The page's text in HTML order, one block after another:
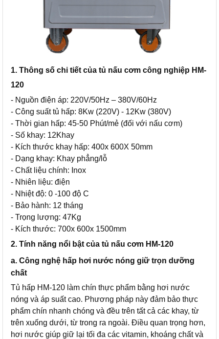
1. Thông số chi tiết của tủ nấu cơm công nghiệp HM-
120
- Nguồn điện áp: 220V/50Hz – 380V/60Hz
- Công suất tủ hấp: 8Kw (220V) - 12Kw (380V)
- Thời gian hấp: 45-50 Phút/mẻ (đối với nấu cơm)
- Số khay: 12Khay
- Kích thước khay hấp: 400x 600X 50mm
- Dạng khay: Khay phẳng/lỗ
- Chất liệu chính: Inox
- Nhiên liệu: điện
- Nhiệt độ: 0 -100 độ C
- Bảo hành: 12 tháng
- Trọng lượng: 47Kg
- Kích thước: 700x 600x 1500mm
2. Tính năng nổi bật của tủ nấu cơm HM-120
a. Công nghệ hấp hơi nước nóng giữ trọn dưỡng
chất
Tủ hấp HM-120 làm chín thực phẩm bằng hơi nước
nóng và áp suất cao. Phương pháp này đảm bảo thực
phẩm chín nhanh chóng và đều trên tất cả các khay, từ
trên xuống dưới, từ trong ra ngoài. Điều quan trọng hơn,
hơi nước giúp giữ lại tối đa các vitamin, khoáng chất và